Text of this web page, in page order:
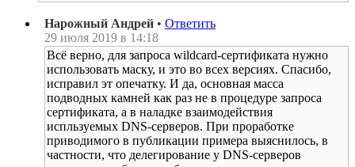
Нарожный Андрей • Ответить
29 июля 2019 в 14:18
Всё верно, для запроса wildcard-сертификата нужно
использовать маску, и это во всех версиях. Спасибо,
исправил эт опечатку. И да, основная масса
подводных камней как раз не в процедуре запроса
сертификата, а в наладке взаимодействия
испльзуемых DNS-серверов. При проработке
приводимого в публикации примера выяснилось, в
частности, что делегирование у DNS-серверов